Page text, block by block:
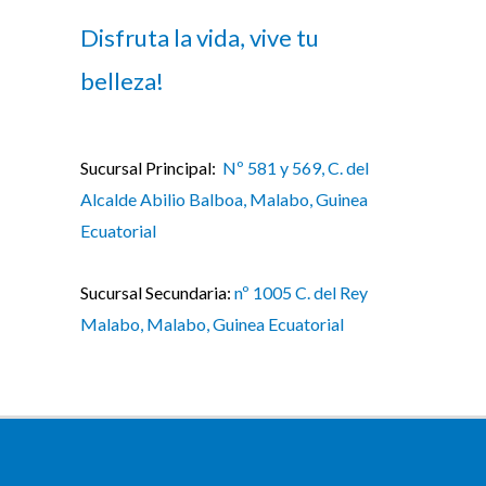
Disfruta la vida, vive tu
belleza!
Sucursal Principal: Nº 581 y 569, C. del
Alcalde Abilio Balboa, Malabo, Guinea
Ecuatorial
Sucursal Secundaria: nº 1005 C. del Rey
Malabo, Malabo, Guinea Ecuatorial